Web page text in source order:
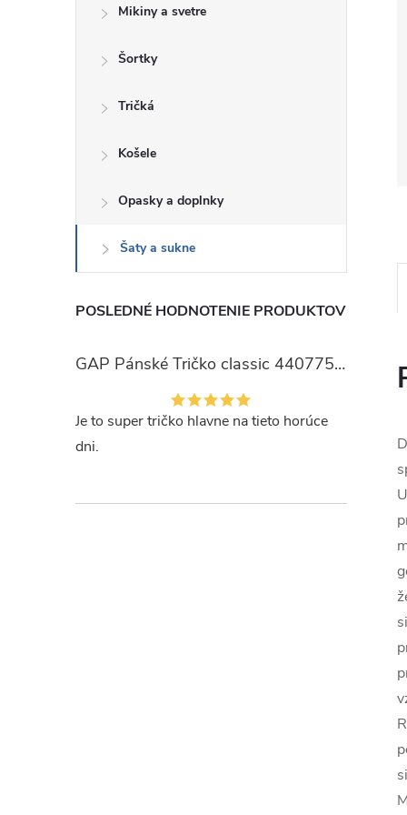
Mikiny a svetre
Šortky
Tričká
Košele
Opasky a doplnky
Šaty a sukne
POSLEDNÉ HODNOTENIE PRODUKTOV
GAP Pánské Tričko classic 440775-00
Je to super tričko hlavne na tieto horúce
dni.